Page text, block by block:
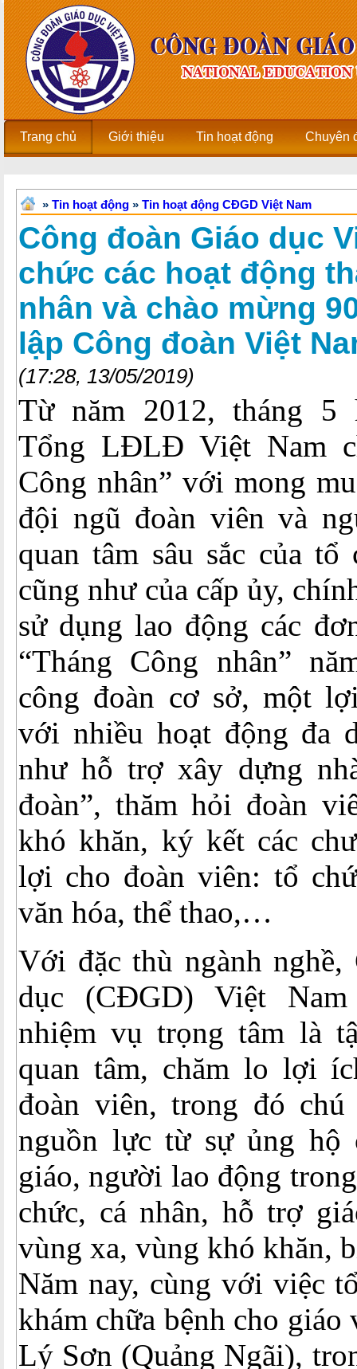
Trang chủ Giới thiệu Tin hoạt động Chuyên
» Tin hoạt động » Tin hoạt động CĐGD Việt Nam
Công đoàn Giáo dục
chức các hoạt động
nhân và chào mừng
lập Công đoàn Việt
(17:28, 13/05/2019)
Từ năm 2012, tháng 5
Tổng LĐLĐ Việt Nam
Công nhân” với mong
đội ngũ đoàn viên và
quan tâm sâu sắc của tổ
cũng như của cấp ủy,
sử dụng lao động các
“Tháng Công nhân”
công đoàn cơ sở, một
với nhiều hoạt động đa
như hỗ trợ xây dựng
đoàn”, thăm hỏi đoàn
khó khăn, ký kết các
lợi cho đoàn viên: tổ
văn hóa, thể thao,…
Với đặc thù ngành nghề,
dục (CĐGD) Việt
nhiệm vụ trọng tâm là
quan tâm, chăm lo lợi
đoàn viên, trong đó
nguồn lực từ sự ủng hộ
giáo, người lao động
chức, cá nhân, hỗ trợ
vùng xa, vùng khó khăn,
Năm nay, cùng với việc
khám chữa bệnh cho giáo
Lý Sơn (Quảng Ngãi),